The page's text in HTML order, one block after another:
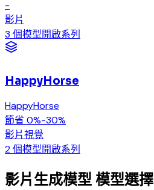
-
影片
3 個模型開啟系列
HappyHorse
HappyHorse
節省 0%-30%
影片視覺
2 個模型開啟系列
影片生成模型 模型選擇